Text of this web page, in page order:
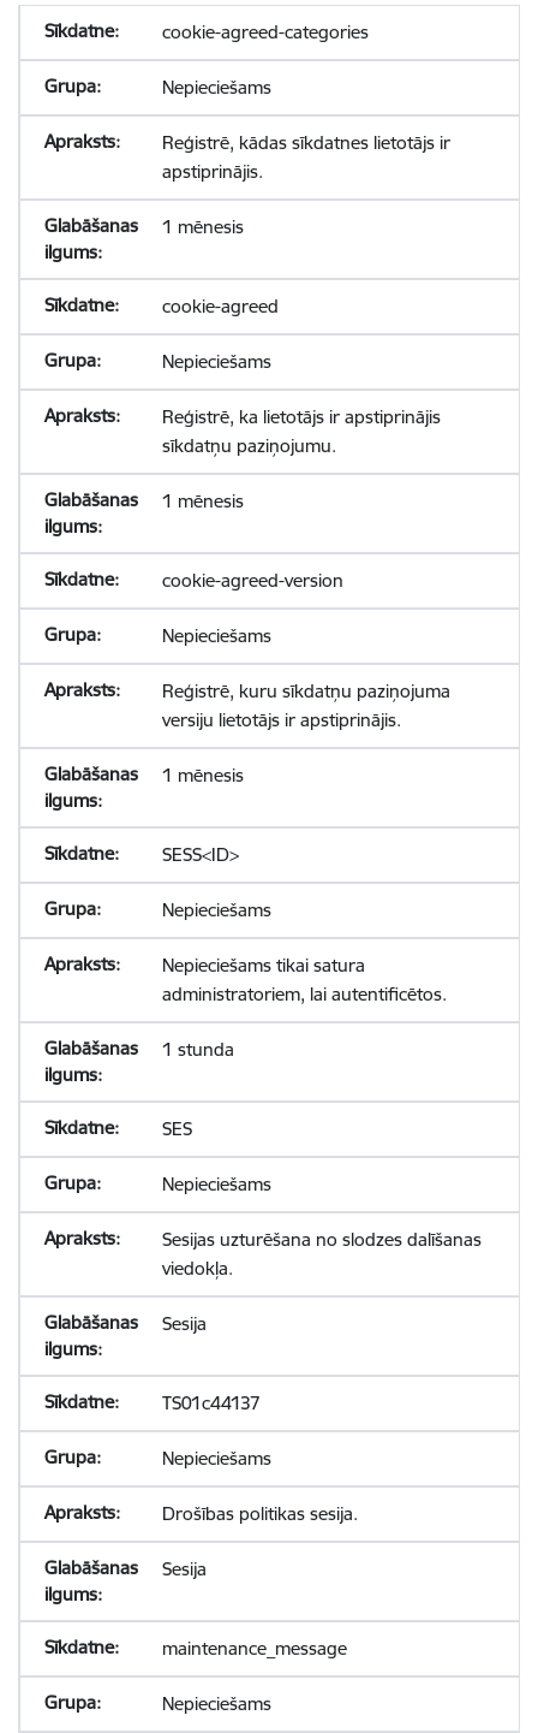
cookie-agreed-categories
Nepieciešams
Reģistrē, kādas sīkdatnes lietotājs ir
apstiprinājis.
1 mēnesis
cookie-agreed
Nepieciešams
Reģistrē, ka lietotājs ir apstiprinājis
sīkdatņu paziņojumu.
1 mēnesis
cookie-agreed-version
Nepieciešams
Reģistrē, kuru sīkdatņu paziņojuma
versiju lietotājs ir apstiprinājis.
1 mēnesis
SESS<ID>
Nepieciešams
Nepieciešams tikai satura
administratoriem, lai autentificētos.
1 stunda
SES
Nepieciešams
Sesijas uzturēšana no slodzes dalīšanas
viedokļa.
Sesija
TS01c44137
Nepieciešams
Drošības politikas sesija.
Sesija
maintenance_message
Nepieciešams